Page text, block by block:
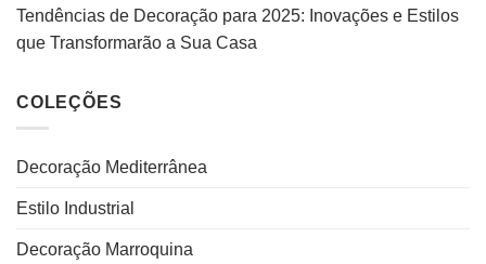
Tendências de Decoração para 2025: Inovações e Estilos
que Transformarão a Sua Casa
COLEÇÕES
Decoração Mediterrânea
Estilo Industrial
Decoração Marroquina